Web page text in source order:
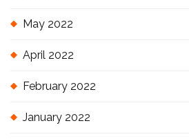
May 2022
April 2022
February 2022
January 2022